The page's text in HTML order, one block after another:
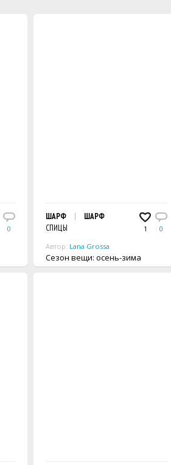
0 1 0
ШАРФ
ШАРФ
СПИЦЫ
Автор: Lana Grossa
Сезон вещи: осень-зима